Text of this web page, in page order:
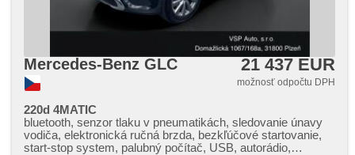
Mercedes-Benz GLC 21 437 EUR
možnosť odpočtu DPH
220d 4MATIC
bluetooth, senzor tlaku v pneumatikách, sledovanie únavy
vodiča, elektronická ručná brzda, bezkľúčové startovanie,
start-stop system, palubný počítač, USB, autorádio,